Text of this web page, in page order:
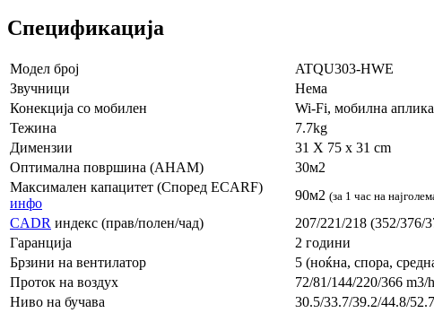
Спецификација
Модел број
ATQU303-HWE
Звучници
Нема
Конекција со мобилен
Wi-Fi, мобилна
Тежина
7.7kg
Димензии
31 X 75 x 31 cm
Оптимална површина (AHAM)
30м2
Максимален капацитет (Според ECARF)
инфо
90м2 (за 1 час на
CADR индекс (прав/полен/чад)
207/221/218 (352/376/
Гаранција
2 години
Брзини на вентилатор
5 (ноќна, спора,
Проток на воздух
72/81/144/220/366 m3/h
Ниво на бучава
30.5/33.7/39.2/44.8/